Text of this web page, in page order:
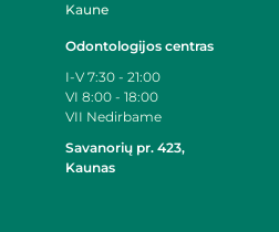
Kaune
Odontologijos centras
I-V7:30 - 21:00
VI 8:00 - 18:00
VII Nedirbame
Savanorių pr. 423,
Kaunas